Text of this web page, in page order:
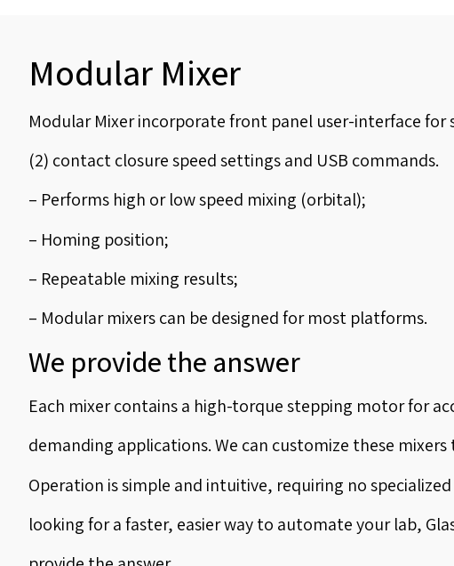
Modular Mixer
Modular Mixer incorporate front panel user-interface
(2) contact closure speed settings and USB commands.
– Performs high or low speed mixing (orbital);
– Homing position;
– Repeatable mixing results;
– Modular mixers can be designed for most platforms.
We provide the answer
Each mixer contains a high-torque stepping motor for
demanding applications. We can customize these mixers
Operation is simple and intuitive, requiring no
looking for a faster, easier way to automate your lab,